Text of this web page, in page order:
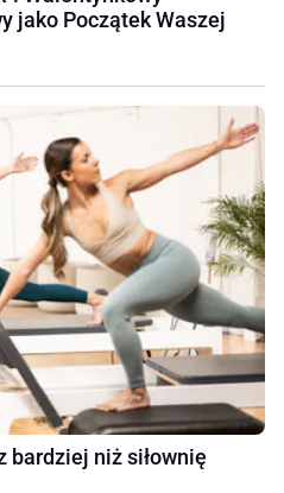
jako Początek Waszej
bardziej niż siłownię